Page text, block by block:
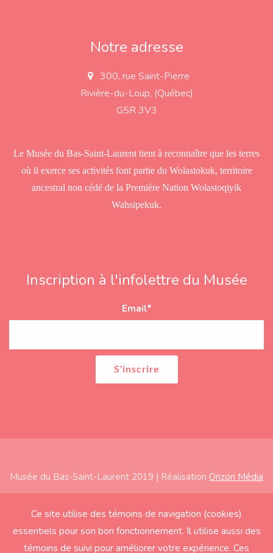
Notre adresse
a
d
300, rue Saint-Pierre
Rivière-du-Loup, (Québec)
G5R 3V3
Le Musée du Bas-Saint-Laurent tient à reconnaître que les terres
où il exerce ses activités font partie du Wolastokuk, territoire
ancestral non cédé de la Première Nation Wolastoqiyik
Wahsipekuk.
Inscription à l'infolettre du Musée
Email*
Musée du Bas-Saint-Laurent 2019 | Réalisation Orizon Média
Ce site utilise des témoins de navigation (cookies)
essentiels pour son bon fonctionnement. Il utilise aussi des
témoins de suivi pour améliorer votre expérience. Ces
Subfooter
Accueil
À propos